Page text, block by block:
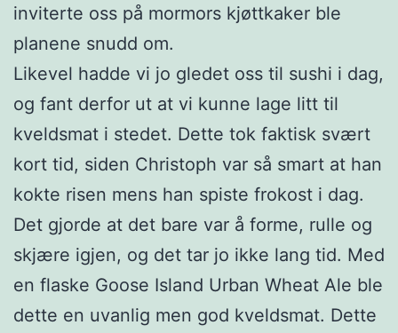
inviterte oss på mormors kjøttkaker ble
planene snudd om.
Likevel hadde vi jo gledet oss til sushi i dag,
og fant derfor ut at vi kunne lage litt til
kveldsmat i stedet. Dette tok faktisk svært
kort tid, siden Christoph var så smart at han
kokte risen mens han spiste frokost i dag.
Det gjorde at det bare var å forme, rulle og
skjære igjen, og det tar jo ikke lang tid. Med
en flaske Goose Island Urban Wheat Ale ble
dette en uvanlig men god kveldsmat. Dette